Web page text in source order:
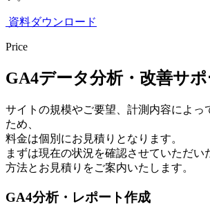
資料ダウンロード
Price
GA4データ分析・改善サ
サイトの規模やご要望、計測内容によっ
ため、
料金は個別にお見積りとなります。
まずは現在の状況を確認させていただい
方法とお見積りをご案内いたします。
GA4分析・レポート作成